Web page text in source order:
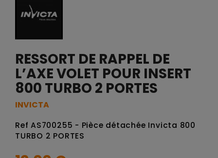
RESSORT DE RAPPEL DE
L’AXE VOLET POUR INSERT
800 TURBO 2 PORTES
INVICTA
Ref AS700255 - Pièce détachée Invicta 800
TURBO 2 PORTES